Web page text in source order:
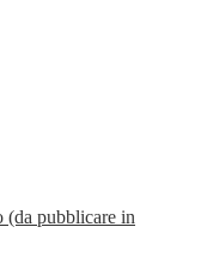
(da pubblicare in